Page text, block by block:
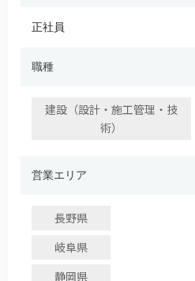
正社員
職種
建設（設計・施工管理・技
術）
営業エリア
長野県
岐阜県
静岡県